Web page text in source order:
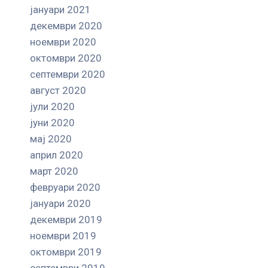
јануари 2021
декември 2020
ноември 2020
октомври 2020
септември 2020
август 2020
јули 2020
јуни 2020
мај 2020
април 2020
март 2020
февруари 2020
јануари 2020
декември 2019
ноември 2019
октомври 2019